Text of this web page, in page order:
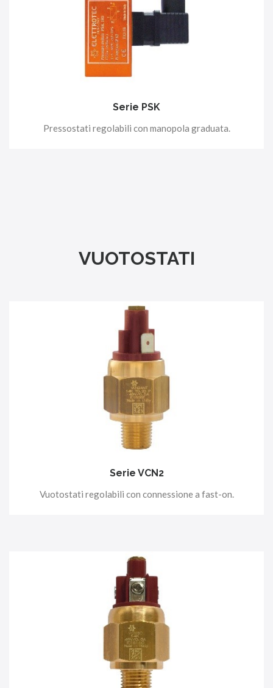
Serie PSK
Pressostati regolabili con manopola graduata.
VUOTOSTATI
Serie VCN2
Vuotostati regolabili con connessione a fast-on.